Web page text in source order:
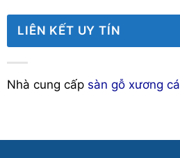
LIÊN KẾT UY TÍN
Nhà cung cấp sàn gỗ xương cá